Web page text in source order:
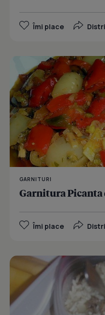
Îmi place
GARNITURI
Garnitura
Îmi place